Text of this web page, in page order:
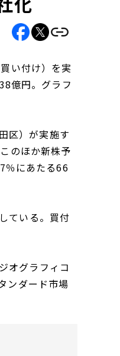
い付け）を実
億円。グラフ
区）が実施す
のほか新株予
％にあたる66
ている。買付
オグラフィコ
ンダード市場